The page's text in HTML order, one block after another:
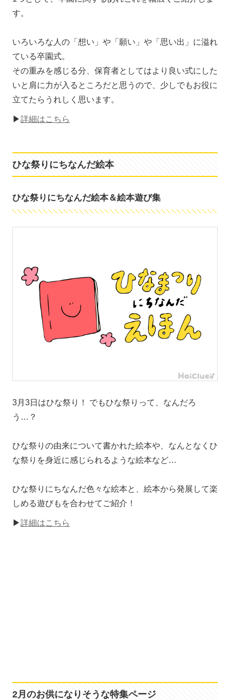
す。
いろいろな人の「想い」や「願い」や「思い出」に溢れ
ている卒園式。
その重みを感じる分、保育者としてはより良い式にした
いと肩に力が入るところだと思うので、少しでもお役に
立てたらうれしく思います。
▶詳細はこちら
ひな祭りにちなんだ絵本
ひな祭りにちなんだ絵本＆絵本遊び集
3月3日はひな祭り！ でもひな祭りって、なんだろ
う…？
ひな祭りの由来について書かれた絵本や、なんとなくひ
な祭りを身近に感じられるような絵本など…
ひな祭りにちなんだ色々な絵本と、絵本から発展して楽
しめる遊びもを合わせてご紹介！
▶詳細はこちら
2月のお供になりそうな特集ページ